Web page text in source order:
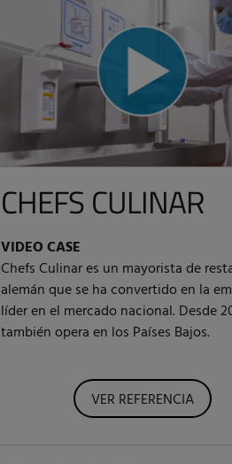
CHEFS CULINAR
VIDEO CASE
Chefs Culinar es un mayorista de
alemán que se ha convertido en la
líder en el mercado nacional. Desde
también opera en los Países Bajos.
VER REFERENCIA